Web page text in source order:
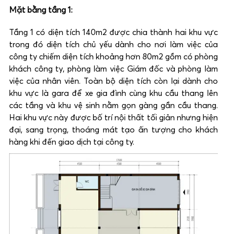
Mặt bằng tầng 1:
Tầng 1 có diện tích 140m2 được chia thành hai khu vực
trong đó diện tích chủ yếu dành cho nơi làm việc của
công ty chiếm diện tích khoảng hơn 80m2 gồm có phòng
khách công ty, phòng làm việc Giám đốc và phòng làm
việc của nhân viên. Toàn bộ diện tích còn lại dành cho
khu vực là gara để xe gia đình cùng khu cầu thang lên
các tầng và khu vệ sinh nằm gọn gàng gần cầu thang.
Hai khu vực này được bố trí nội thất tối giản nhưng hiện
đại, sang trọng, thoáng mát tạo ấn tượng cho khách
hàng khi đến giao dịch tại công ty.